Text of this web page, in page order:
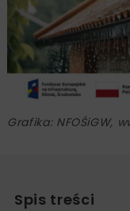
Grafika: NFOŚiGW,
Spis treści